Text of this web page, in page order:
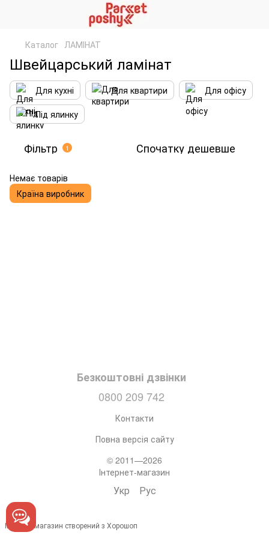
Каталог ЛАМІНАТ
Швейцарський ламінат
Для кухні Для квартири
Для офісу
Під ялинку
Фільтр 1 Спочатку дешевше
Немає товарів
Країна виробник
Безкоштовні дзвінки
0800 209 742
Контакти
Повна версія сайту
© 2011—2026
Інтернет-магазин
Укр Рус
Інтернет-магазин створений з Хорошоп